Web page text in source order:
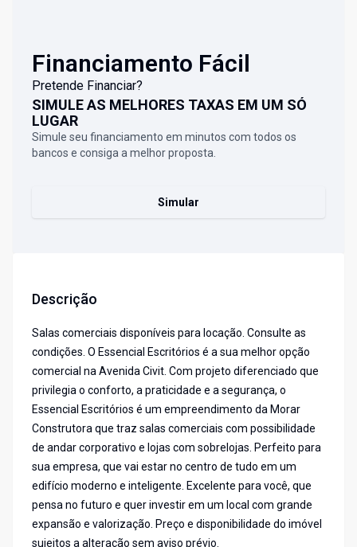
Financiamento Fácil
Pretende Financiar?
SIMULE AS MELHORES TAXAS EM UM SÓ
LUGAR
Simule seu financiamento em minutos com todos os
bancos e consiga a melhor proposta.
Simular
Descrição
Salas comerciais disponíveis para locação. Consulte as
condições. O Essencial Escritórios é a sua melhor opção
comercial na Avenida Civit. Com projeto diferenciado que
privilegia o conforto, a praticidade e a segurança, o
Essencial Escritórios é um empreendimento da Morar
Construtora que traz salas comerciais com possibilidade
de andar corporativo e lojas com sobrelojas. Perfeito para
sua empresa, que vai estar no centro de tudo em um
edifício moderno e inteligente. Excelente para você, que
pensa no futuro e quer investir em um local com grande
expansão e valorização. Preço e disponibilidade do imóvel
sujeitos a alteração sem aviso prévio.